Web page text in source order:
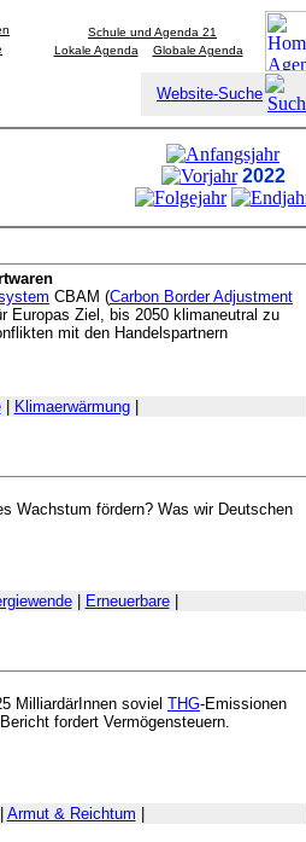
Schule und Agenda 21
Lokale Agenda
Globale Agenda
Website-Suche
2022
CBAM (Carbon Border Adjustment
Europas Ziel, bis 2050 klimaneutral zu
mit den Handelspartnern
| Klimaerwärmung|
Wachstum fördern? Was wir Deutschen
| Erneuerbare|
MilliardärInnen soviel THG-Emissionen
fordert Vermögensteuern.
Armut & Reichtum